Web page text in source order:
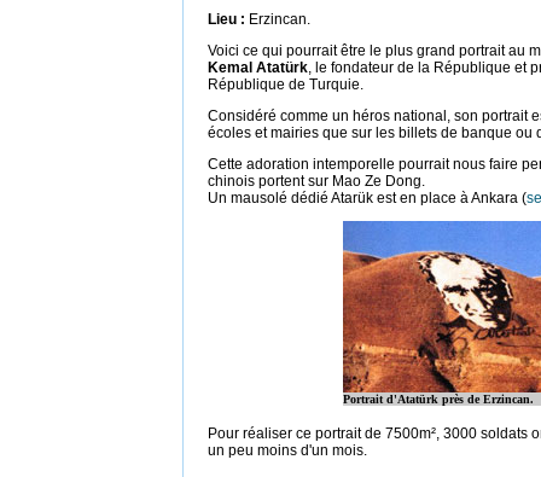
Lieu : Erzincan.
Voici ce qui pourrait être le plus grand portrait au
Kemal Atatürk, le fondateur de la République et
République de Turquie.
Considéré comme un héros national, son portrait
écoles et mairies que sur les billets de banque ou
Cette adoration intemporelle pourrait nous faire
chinois portent sur Mao Ze Dong.
Un mausolé dédié Atarük est en place à Ankara (
Portrait d'Atatürk près de Erzincan.
Pour réaliser ce portrait de 7500m², 3000 soldats
un peu moins d'un mois.